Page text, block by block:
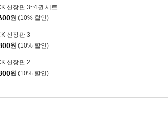
신장판 3~4권 세트
원 (10% 할인)
신장판 3
원 (10% 할인)
신장판 2
원 (10% 할인)